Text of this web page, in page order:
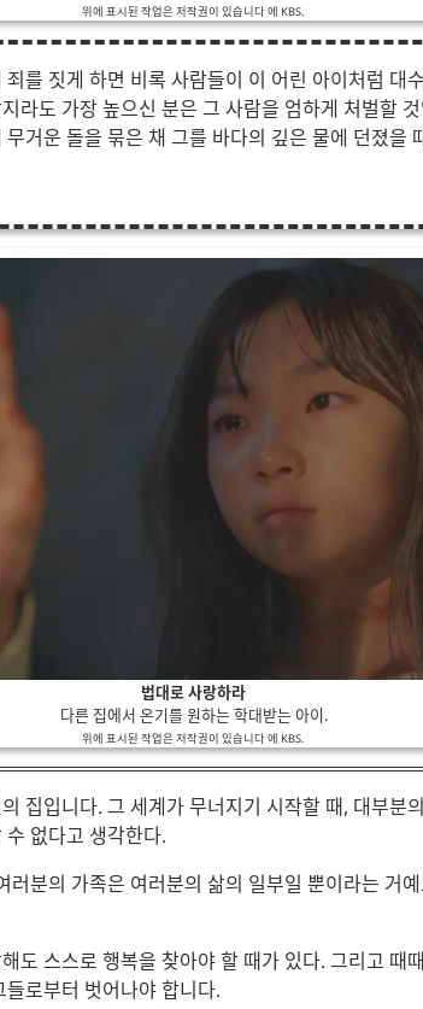
위에 표시된 작업은 저작권이 있습니다 에 KBS.
를 짓게 하면 비록 사람들이 이 어린 아이처럼 대
라도 가장 높으신 분은 그 사람을 엄하게 처벌할
거운 돌을 묶은 채 그를 바다의 깊은 물에 던졌을
법대로 사랑하라
다른 집에서 온기를 원하는 학대받는 아이.
위에 표시된 작업은 저작권이 있습니다 에 KBS.
집입니다. 그 세계가 무너지기 시작할 때, 대부분
없다고 생각한다.
러분의 가족은 여러분의 삶의 일부일 뿐이라는 거
도 스스로 행복을 찾아야 할 때가 있다. 그리고 때
로부터 벗어나야 합니다.